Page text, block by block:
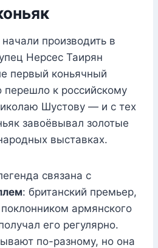
производить в
Нерсес Таирян
первый коньячный
к российскому
Шустову — и с тех
завоёвывал золотые
выставках.
связана с
: британский премьер,
армянского
его регулярно.
по-разному, но она